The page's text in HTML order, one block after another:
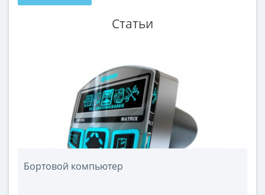
Статьи
Бортовой компьютер